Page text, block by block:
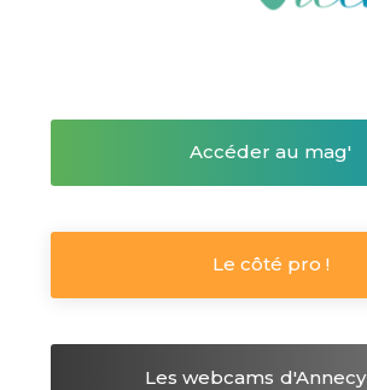
Accéder au mag'
Le côté pro !
Les webcams d'Annecy